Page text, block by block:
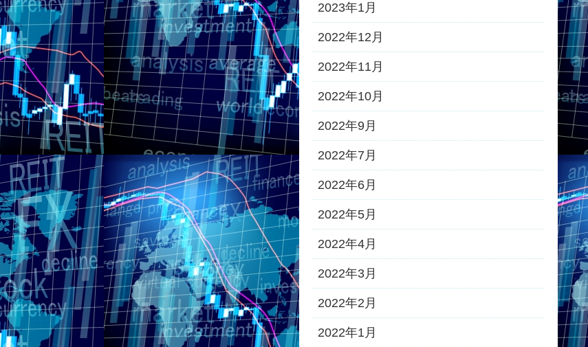
2023年1月
2022年12月
2022年11月
2022年10月
2022年9月
2022年7月
2022年6月
2022年5月
2022年4月
2022年3月
2022年2月
2022年1月